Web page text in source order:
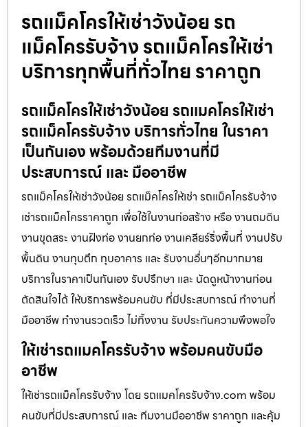
รถแม็คโครให้เช่าวังน้อย รถ
แม็คโครรับจ้าง รถแม็คโครให้เช่า
บริการทุกพื้นที่ทั่วไทย ราคาถูก
รถแม็คโครให้เช่าวังน้อย รถแมคโครให้เช่า
รถแม็คโครรับจ้าง บริการทั่วไทย ในราคา
เป็นกันเอง พร้อมด้วยทีมงานที่มี
ประสบการณ์ และ มืออาชีพ
รถแม็คโครให้เช่าวังน้อย รถแม็คโครให้เช่า รถแม็คโครรับจ้าง
เช่ารถแม็คโครราคาถูก เพื่อใช้ในงานก่อสร้าง หรือ งานถมดิน
งานขุดสระ งานฝังท่อ งานยกท่อ งานเคลียร์ริ่งพื้นที่ งานปรับ
พื้นดิน งานทุบตึก ทุบอาคาร และ รับงานอื่นๆอีกมากมาย
บริการในราคาเป็นกันเอง รับปรึกษา และ นัดดูหน้างานก่อน
ตัดสินใจได้ ให้บริการพร้อมคนขับ ที่มีประสบการณ์ ทำงานที่
มืออาชีพ ทำงานรวดเร็ว ไม่ทิ้งงาน รับประกันความพึงพอใจ
ให้เช่ารถแมคโครรับจ้าง พร้อมคนขับมือ
อาชีพ
ให้เช่ารถแม็คโครรับจ้าง โดย รถแมคโครรับจ้าง.com พร้อม
คนขับที่มีประสบการณ์ และ ทีมงานมืออาชีพ ราคาถูก และคุ้ม